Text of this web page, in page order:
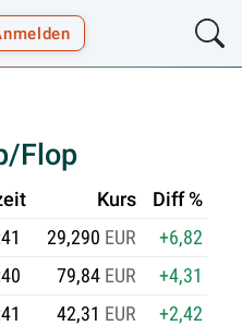
Flop
Kurs
Diff %
29,290 EUR
+6,82
79,84 EUR
+4,31
42,31 EUR
+2,42